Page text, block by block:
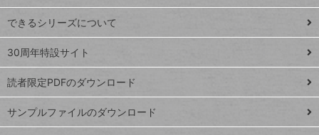
ド
Google
スプレ
ッドシ
ート
iPhone
VLOOKUP
ト
ッ
プ
ペ
ジ
できるシリーズについて
30周年特設サイト
読者限定PDFのダウンロード
サンプルファイルのダウンロード